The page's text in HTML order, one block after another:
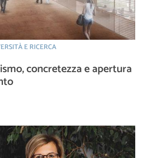
E RICERCA
concretezza e apertura